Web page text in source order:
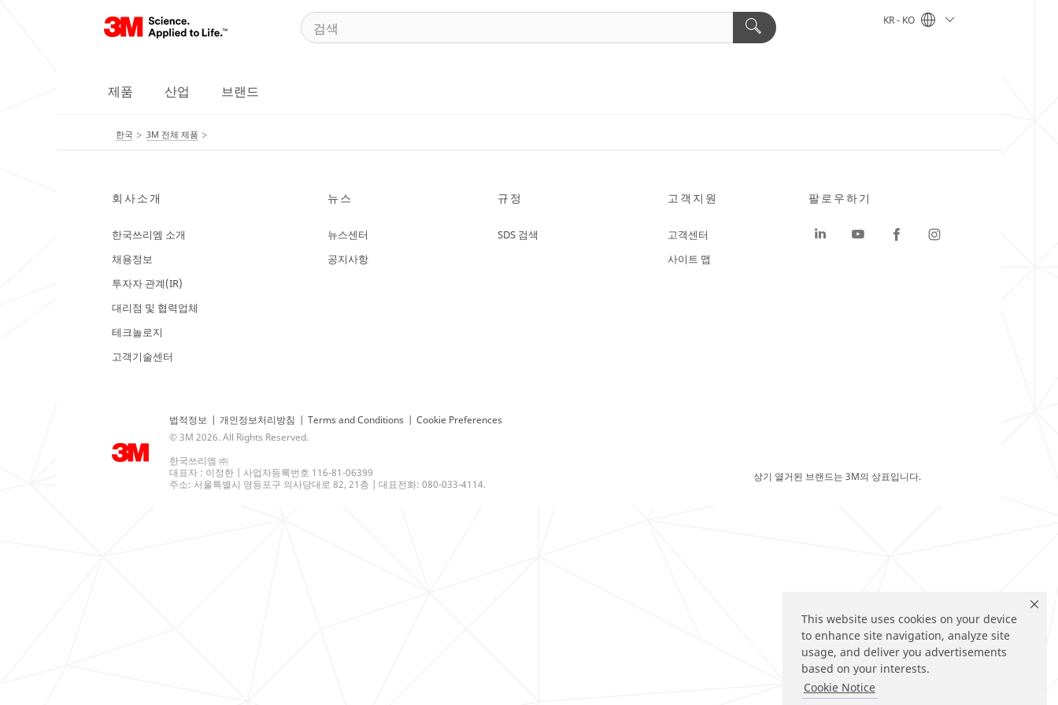
This website uses cookies on your device
to enhance site navigation, analyze site
usage, and deliver you advertisements
based on your interests.
Cookie Notice
KR - KO
제품 산업 브랜드
한국 3M 전체 제품
회사소개
한국쓰리엠 소개
채용정보
투자자 관계(IR)
대리점 및 협력업체
테크놀로지
고객기술센터
뉴스
뉴스센터
공지사항
규정
SDS 검색
고객지원
고객센터
사이트 맵
법적정보 | 개인정보처리방침 | Terms and Conditions | Cookie Preferences
© 3M 2026. All Rights Reserved.
한국쓰리엠 ㈜
대표자 : 이정한 | 사업자등록번호 116-81-06399
주소: 서울특별시 영등포구 의사당대로 82, 21층 | 대표전화: 080-033-4114.
팔로우하기
상기 열거된 브랜드는 3M의 상표입니다.